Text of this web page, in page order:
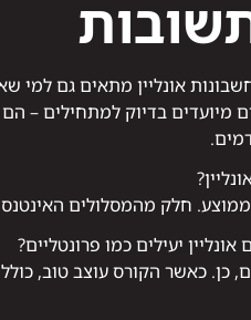
אונליין מתאים גם למי
מיועדים בדיוק למתחילים –
יעילים כמו פרונטליים?
כן. כאשר הקורס עוצב טוב,